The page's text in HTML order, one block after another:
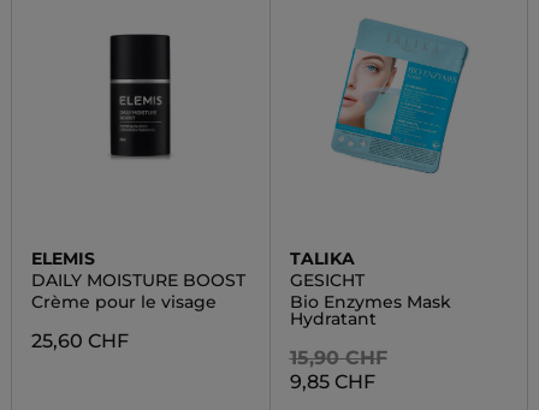
ELEMIS
DAILY MOISTURE BOOST
Crème pour le visage
25,60 CHF
TALIKA
GESICHT
Bio Enzymes Mask
Hydratant
15,90 CHF
9,85 CHF